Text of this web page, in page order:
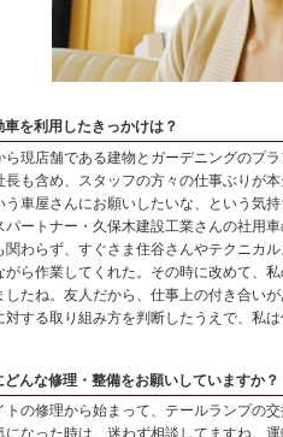
車を利用したきっかけは？
ら現店舗である建物とガーデニングのプ
長も含め、スタッフの方々の仕事ぶりが
う車屋さんにお願いしたいな、という気
パートナー・久保木建設工業さんの社用
関わらず、すぐさま住谷さんやテクニカ
がら作業してくれた。その時に改めて、
したね。友人だから、仕事上の付き合い
対する取り組み方を判断したうえで、私
どんな修理・整備をお願いしていますか？
トの修理から始まって、テールランプの